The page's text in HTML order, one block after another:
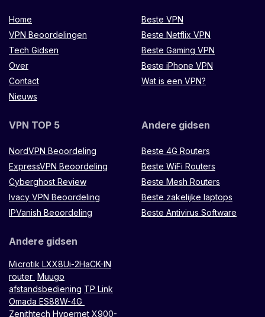
Home
VPN Beoordelingen
Tech Gidsen
Over
Contact
Nieuws
Beste VPN
Beste Netflix VPN
Beste Gaming VPN
Beste iPhone VPN
Wat is een VPN?
VPN TOP 5
NordVPN Beoordeling
ExpressVPN Beoordeling
Cyberghost Review
Ivacy VPN Beoordeling
IPVanish Beoordeling
Andere gidsen
Beste 4G Routers
Beste WiFi Routers
Beste Mesh Routers
Beste zakelijke laptops
Beste Antivirus Software
Andere gidsen
Microtik LXX8Ui-2HaCK-IN
router Muugo
afstandsbediening TP Link
Omada ES88W-4G
Zenithtech Hypernet X900-